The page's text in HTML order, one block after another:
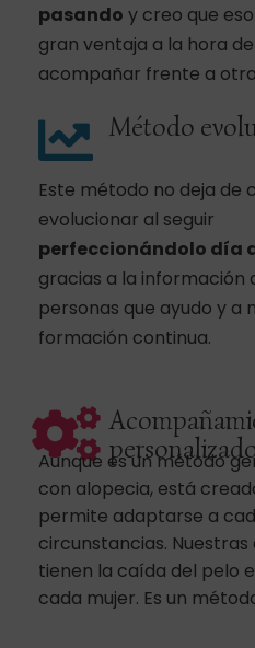
pasando y creo que
gran ventaja a la hora de
acompañar frente a
Método
Este método no deja de
evolucionar al seguir
perfeccionándolo día
gracias a la información
personas que ayudo y a
formación continua.
Aunque es un método
con alopecia, está
permite adaptarse a
circunstancias. Nuestras
tienen la caída del pelo
cada mujer. Es un